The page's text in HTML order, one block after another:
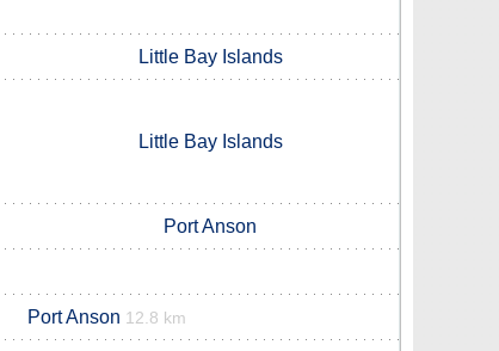
Little Bay Islands
Little Bay Islands
Port Anson
Port Anson 12.8 km